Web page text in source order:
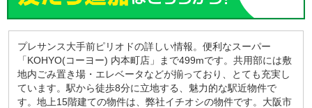
プレサンス大手前ピリオドの詳しい情報。便利なスーパー
「KOHYO(コーヨー) 内本町店」まで499mです。共用部には敷
地内ごみ置き場・エレベータなどが揃っており、とても充実し
ています。駅から徒歩8分に立地する、魅力的な駅近物件で
す。地上15階建ての物件は、弊社イチオシの物件です。大阪市